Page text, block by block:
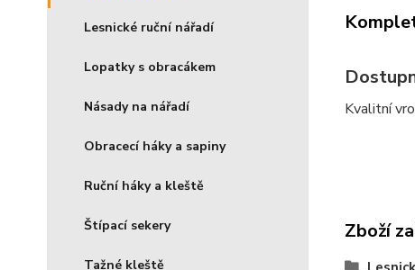
Lesnické ruční nářadí
Lopatky s obracákem
Násady na nářadí
Obracecí háky a sapiny
Ruční háky a kleště
Štípací sekery
Tažné kleště
Kvalitní
Zboží